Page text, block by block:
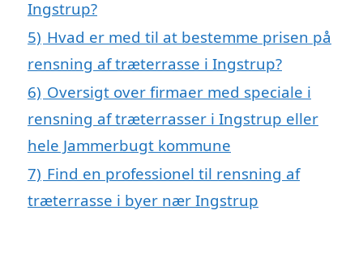
Ingstrup?
5) Hvad er med til at bestemme prisen på
rensning af træterrasse i Ingstrup?
6) Oversigt over firmaer med speciale i
rensning af træterrasser i Ingstrup eller
hele Jammerbugt kommune
7) Find en professionel til rensning af
træterrasse i byer nær Ingstrup